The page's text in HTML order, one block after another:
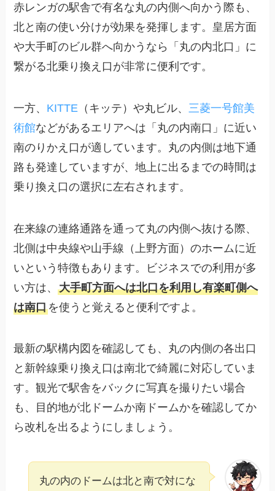
赤レンガの駅舎で有名な丸の内側へ向かう際も、
北と南の使い分けが効果を発揮します。皇居方面
や大手町のビル群へ向かうなら「丸の内北口」に
繋がる北乗り換え口が非常に便利です。
一方、 KITTE （キッテ）や丸ビル、 三菱一号館美
術館などがあるエリアへは「丸の内南口」に近い
南のりかえ口が適しています。丸の内側は地下通
路も発達していますが、地上に出るまでの時間は
乗り換え口の選択に左右されます。
在来線の連絡通路を通って丸の内側へ抜ける際、
北側は中央線や山手線（上野方面）のホームに近
いという特徴もあります。ビジネスでの利用が多
い方は、大手町方面へは北口を利用し有楽町側へ
は南口を使うと覚えると便利ですよ。
最新の駅構内図を確認しても、丸の内側の各出口
と新幹線乗り換え口は南北で綺麗に対応していま
す。観光で駅舎をバックに写真を撮りたい場合
も、目的地が北ドームか南ドームかを確認してか
ら改札を出るようにしましょう。
丸の内のドームは北と南で対にな